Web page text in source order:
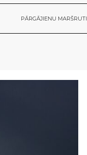
PĀRGĀJIENU MARŠRUTI